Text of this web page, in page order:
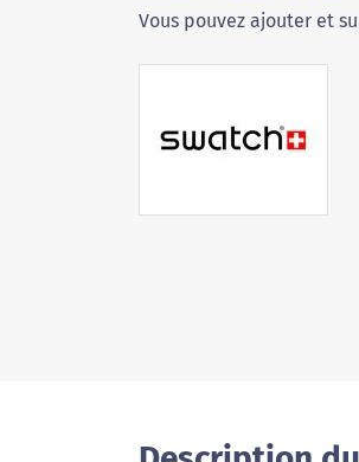
Vous pouvez ajouter et